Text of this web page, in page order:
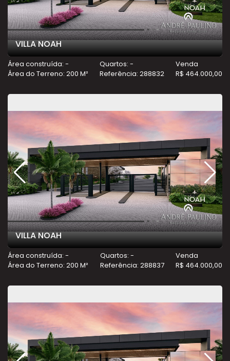
VILLA NOAH
Área construída: -
Área do Terreno: 200 M²
Quartos: -
Referência: 288832
Venda
R$ 464.000,00
VILLA NOAH
Área construída: -
Área do Terreno: 200 M²
Quartos: -
Referência: 288837
Venda
R$ 464.000,00